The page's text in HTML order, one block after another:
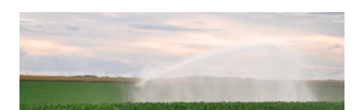
La technique ITB
Pommes de terre
Guides pratiques